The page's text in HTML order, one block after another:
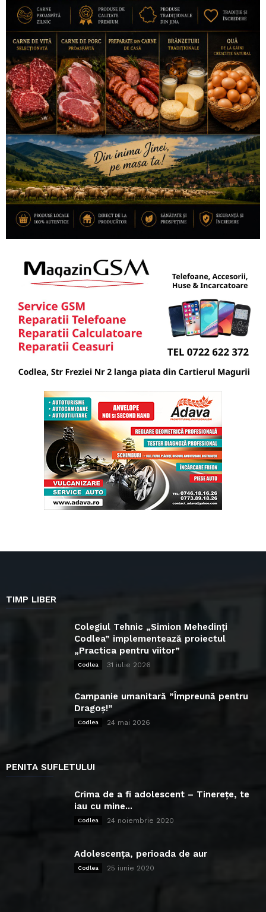
TIMP LIBER
Colegiul Tehnic „Simion Mehedinți
Codlea” implementează proiectul
„Practica pentru viitor”
Codlea 31 iulie 2026
Campanie umanitară ”Împreună pentru
Dragoș!”
Codlea 24 mai 2026
PENITA SUFLETULUI
Crima de a fi adolescent – Tinerețe, te
iau cu mine...
Codlea 24 noiembrie 2020
Adolescența, perioada de aur
Codlea 25 iunie 2020